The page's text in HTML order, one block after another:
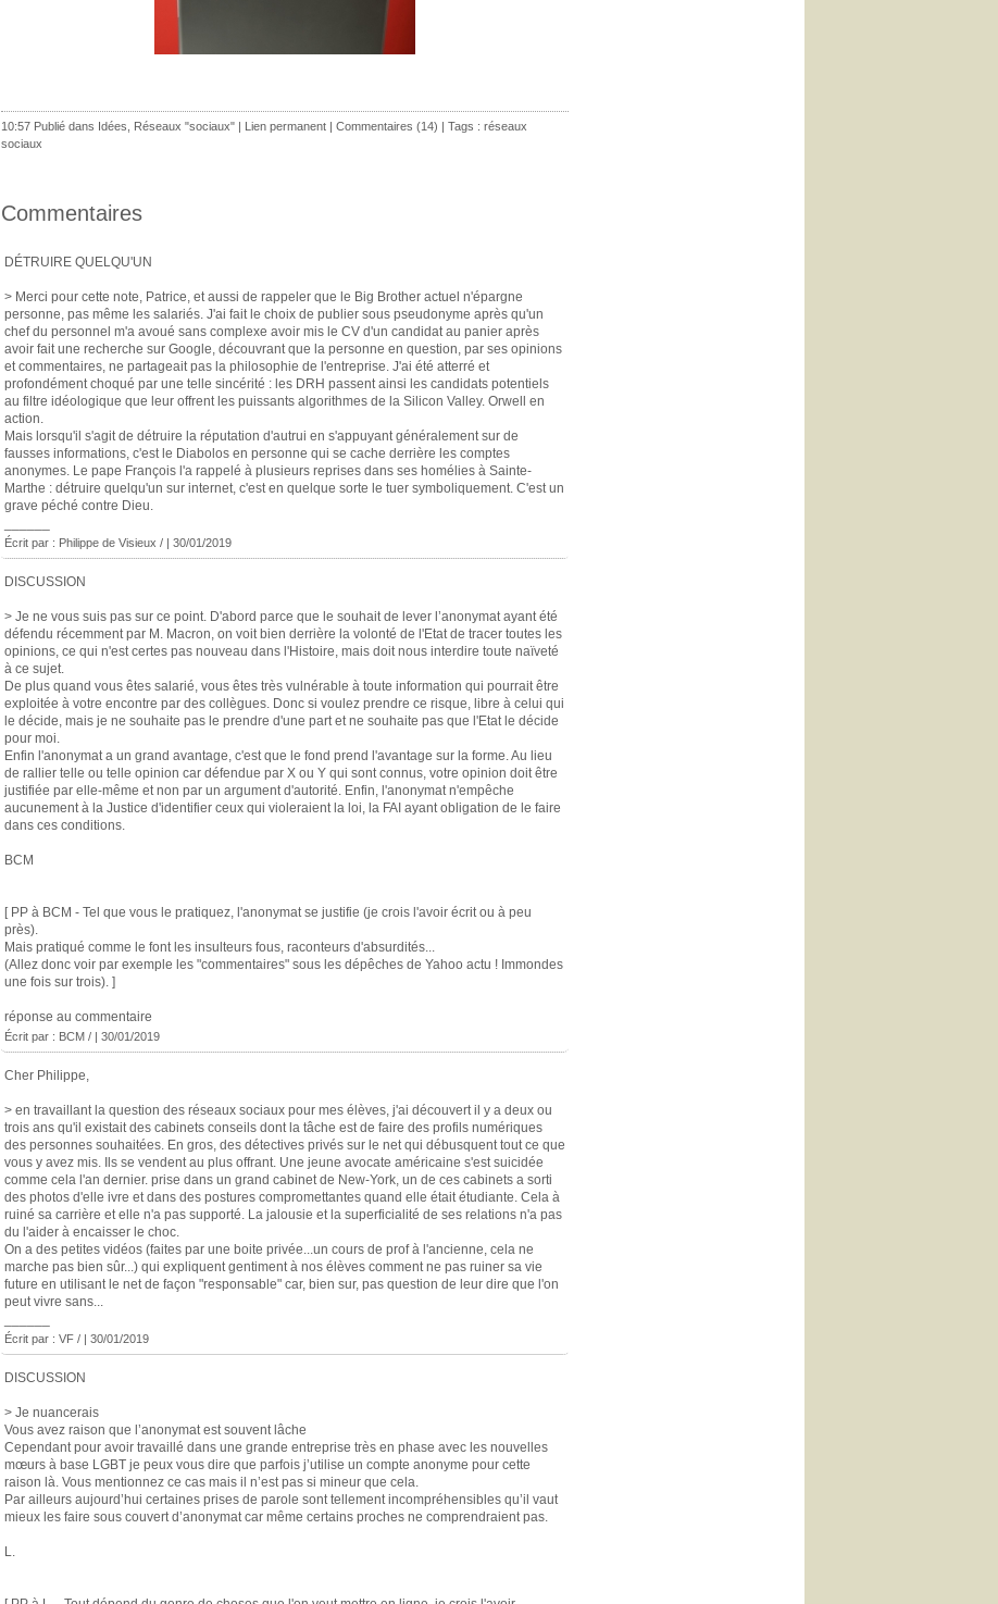
10:57 Publié dans Idées Réseaux "sociaux" | Lien permanent | Commentaires (14) | Tags : réseaux
sociaux
Commentaires
DÉTRUIRE QUELQU'UN
> Merci pour cette note, Patrice, et aussi de rappeler que le Big Brother actuel n'épargne
personne, pas même les salariés. J'ai fait le choix de publier sous pseudonyme après qu'un
chef du personnel m'a avoué sans complexe avoir mis le CV d'un candidat au panier après
avoir fait une recherche sur Google, découvrant que la personne en question, par ses opinions
et commentaires, ne partageait pas la philosophie de l'entreprise. J'ai été atterré et
profondément choqué par une telle sincérité : les DRH passent ainsi les candidats potentiels
au filtre idéologique que leur offrent les puissants algorithmes de la Silicon Valley. Orwell en
action.
Mais lorsqu'il s'agit de détruire la réputation d'autrui en s'appuyant généralement sur de
fausses informations, c'est le Diabolos en personne qui se cache derrière les comptes
anonymes. Le pape François l'a rappelé à plusieurs reprises dans ses homélies à Sainte-
Marthe : détruire quelqu'un sur internet, c'est en quelque sorte le tuer symboliquement. C'est un
grave péché contre Dieu.
Écrit par : Philippe de Visieux / | 30/01/2019
DISCUSSION
> Je ne vous suis pas sur ce point. D'abord parce que le souhait de lever l’anonymat ayant été
défendu récemment par M. Macron, on voit bien derrière la volonté de l'Etat de tracer toutes les
opinions, ce qui n'est certes pas nouveau dans l'Histoire, mais doit nous interdire toute naïveté
à ce sujet.
De plus quand vous êtes salarié, vous êtes très vulnérable à toute information qui pourrait être
exploitée à votre encontre par des collègues. Donc si voulez prendre ce risque, libre à celui qui
le décide, mais je ne souhaite pas le prendre d'une part et ne souhaite pas que l'Etat le décide
pour moi.
Enfin l'anonymat a un grand avantage, c'est que le fond prend l'avantage sur la forme. Au lieu
de rallier telle ou telle opinion car défendue par X ou Y qui sont connus, votre opinion doit être
justifiée par elle-même et non par un argument d'autorité. Enfin, l'anonymat n'empêche
aucunement à la Justice d'identifier ceux qui violeraient la loi, la FAI ayant obligation de le faire
dans ces conditions.
BCM
[ PP à BCM - Tel que vous le pratiquez, l'anonymat se justifie (je crois l'avoir écrit ou à peu
près).
Mais pratiqué comme le font les insulteurs fous, raconteurs d'absurdités...
(Allez donc voir par exemple les "commentaires" sous les dépêches de Yahoo actu ! Immondes
une fois sur trois). ]
réponse au commentaire
Écrit par : BCM / | 30/01/2019
Cher Philippe,
> en travaillant la question des réseaux sociaux pour mes élèves, j'ai découvert il y a deux ou
trois ans qu'il existait des cabinets conseils dont la tâche est de faire des profils numériques
des personnes souhaitées. En gros, des détectives privés sur le net qui débusquent tout ce que
vous y avez mis. Ils se vendent au plus offrant. Une jeune avocate américaine s'est suicidée
comme cela l'an dernier. prise dans un grand cabinet de New-York, un de ces cabinets a sorti
des photos d'elle ivre et dans des postures compromettantes quand elle était étudiante. Cela à
ruiné sa carrière et elle n'a pas supporté. La jalousie et la superficialité de ses relations n'a pas
du l'aider à encaisser le choc.
On a des petites vidéos (faites par une boite privée...un cours de prof à l'ancienne, cela ne
marche pas bien sûr...) qui expliquent gentiment à nos élèves comment ne pas ruiner sa vie
future en utilisant le net de façon "responsable" car, bien sur, pas question de leur dire que l'on
peut vivre sans...
Écrit par : VF / | 30/01/2019
DISCUSSION
> Je nuancerais
Vous avez raison que l’anonymat est souvent lâche
Cependant pour avoir travaillé dans une grande entreprise très en phase avec les nouvelles
mœurs à base LGBT je peux vous dire que parfois j’utilise un compte anonyme pour cette
raison là. Vous mentionnez ce cas mais il n’est pas si mineur que cela.
Par ailleurs aujourd’hui certaines prises de parole sont tellement incompréhensibles qu’il vaut
mieux les faire sous couvert d’anonymat car même certains proches ne comprendraient pas.
L.